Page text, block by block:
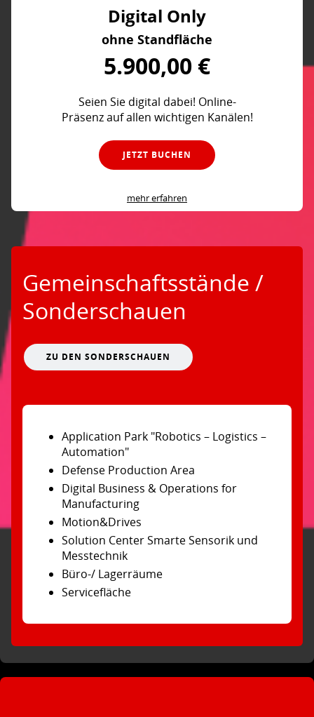
Digital Only
ohne Standfläche
5.900,00 €
Seien Sie digital dabei! Online-
Präsenz auf allen wichtigen Kanälen!
JETZT BUCHEN
mehr erfahren
Gemeinschaftsstände /
Sonderschauen
ZU DEN SONDERSCHAUEN
Application Park "Robotics – Logistics –
Automation"
Defense Production Area
Digital Business & Operations for
Manufacturing
Motion&Drives
Solution Center Smarte Sensorik und
Messtechnik
Büro-/ Lagerräume
Servicefläche